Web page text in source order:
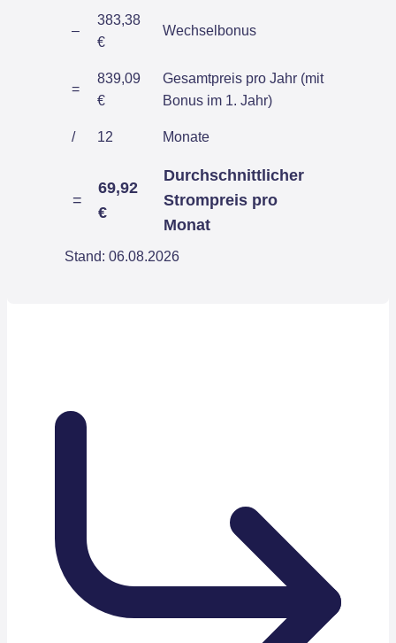
–
383,38
€
Wechselbonus
=
839,09
€
Gesamtpreis pro Jahr (mit
Bonus im 1. Jahr)
/ 12 Monate
=
69,92
€
Durchschnittlicher
Strompreis pro
Monat
Stand: 06.08.2026